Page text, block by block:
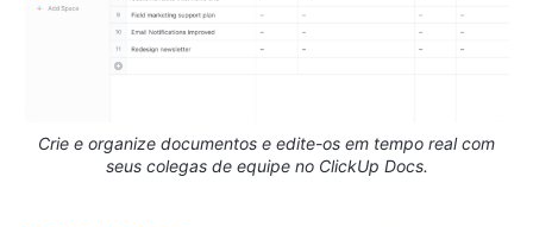
Crie e organize documentos e edite-os em tempo real com
seus colegas de equipe no ClickUp Docs.